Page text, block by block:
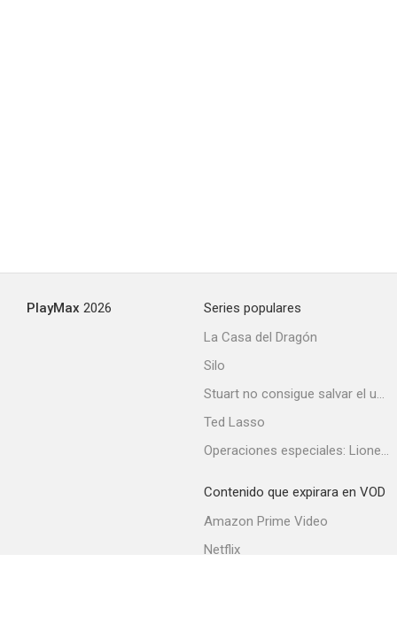
PlayMax 2026
Series populares
La Casa del Dragón
Silo
Stuart no consigue salvar el universo
Ted Lasso
Operaciones especiales: Lioness
Contenido que expirara en VOD
Amazon Prime Video
Netflix